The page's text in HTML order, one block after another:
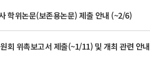
학위논문(보존용논문) 제출 안내 (~2/6)
회 위촉보고서 제출(~1/11) 및 개최 관련 안내